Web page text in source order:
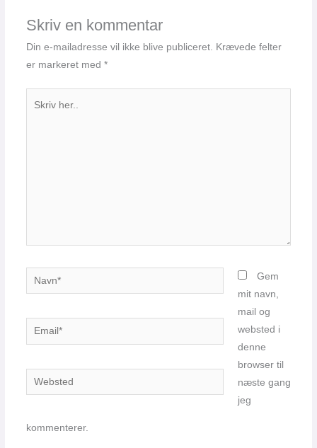
Skriv en kommentar
Din e-mailadresse vil ikke blive publiceret. Krævede felter
er markeret med *
Navn*
Email*
Websted
Gem
mit navn,
mail og
websted i
denne
browser til
næste gang
jeg
kommenterer.